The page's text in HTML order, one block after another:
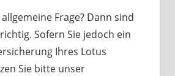
Frage? Dann sind
Sofern Sie jedoch ein
Ihres Lotus
Sie bitte unser